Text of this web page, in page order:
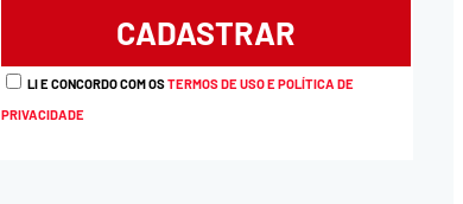
LI E CONCORDO COM OSTERMOS DE USO E POLÍTICA DE
PRIVACIDADE